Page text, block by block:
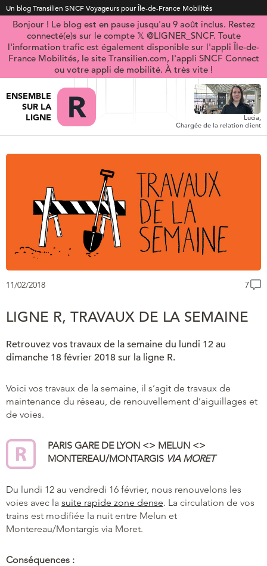
Un blog Transilien SNCF Voyageurs pour Île-de-France Mobilités
Bonjour ! Le blog est en pause jusqu'au 9 août inclus. Restez
connecté(e)s sur le compte 𝕏 @LIGNER_SNCF. Toute
l'information trafic est également disponible sur l'appli Île-de-
France Mobilités, le site Transilien.com, l'appli SNCF Connect
ou votre appli de mobilité. À très vite !
ENSEMBLE
SUR LA
LIGNE
Lucia,
Chargée de la relation client
11/02/2018 7
LIGNE R, TRAVAUX DE LA SEMAINE
Retrouvez vos travaux de la semaine du lundi 12 au
dimanche 18 février 2018 sur la ligne R.
Voici vos travaux de la semaine, il s’agit de travaux de
maintenance du réseau, de renouvellement d’aiguillages et
de voies.
PARIS GARE DE LYON <> MELUN <>
MONTEREAU/MONTARGIS VIA MORET
Du lundi 12 au vendredi 16 février, nous renouvelons les
voies avec la suite rapide zone dense. La circulation de vos
trains est modifiée la nuit entre Melun et
Montereau/Montargis via Moret.
Conséquences :